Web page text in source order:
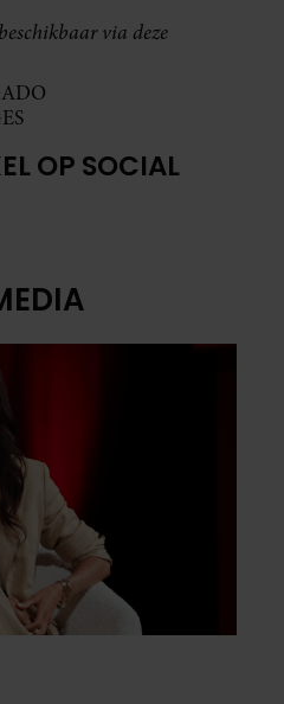
via deze
OP SOCIAL